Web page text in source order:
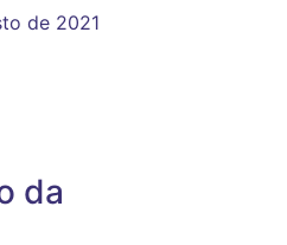
de 2021
da